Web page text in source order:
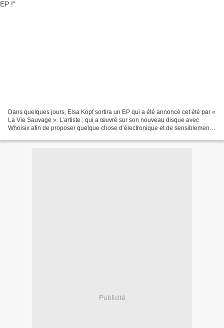
Dans quelques jours, Elsa Kopf sortira un EP qui a été annoncé cet été par «
La Vie Sauvage ». L’artiste ; qui a œuvré sur son nouveau disque avec
Whoisix afin de proposer quelque chose d’électronique et de sensiblement
Publicité